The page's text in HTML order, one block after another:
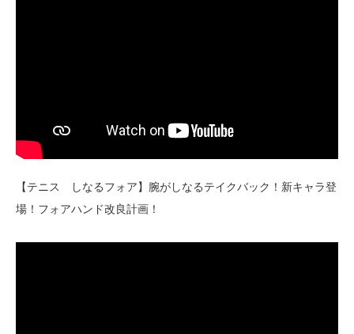
【テニス しなるフォア】腕がしなるテイクバック！新キャラ登
場！フォアハンド改良計画！